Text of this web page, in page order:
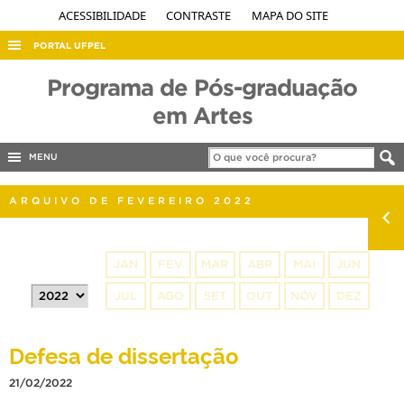
ACESSIBILIDADE CONTRASTE MAPA DO SITE
PORTAL UFPEL
EDITAIS
PORTARIAS
Programa de Pós-graduação
em Artes
MENU
ARQUIVO DE FEVEREIRO 2022
JAN FEV MAR ABR MAI JUN
JUL AGO SET OUT NOV DEZ
Defesa de dissertação
21/02/2022